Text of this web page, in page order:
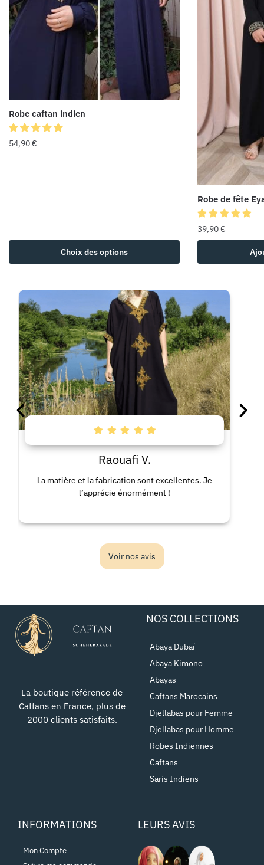
Robe caftan indien
54,90€
Choix des options
Robe de fête
39,90€
Raouafi V.
La matière et la fabrication sont excellentes. Je
l’apprécie énormément !
Voir nos avis
La boutique référence de
Caftans en France, plus de
2000 clients satisfaits.
NOS COLLECTIONS
Abaya Dubaï
Abaya Kimono
Abayas
Caftans Marocains
Djellabas pour Femme
Djellabas pour Homme
Robes Indiennes
Caftans
Saris Indiens
INFORMATIONS
Mon Compte
LEURS AVIS